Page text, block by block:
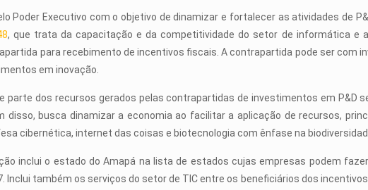
Poder Executivo com o objetivo de dinamizar e fortalecer as atividades de
, que trata da capacitação e da competitividade do setor de informática e
para recebimento de incentivos fiscais. A contrapartida pode ser com
em inovação.
parte dos recursos gerados pelas contrapartidas de investimentos em P&D
disso, busca dinamizar a economia ao facilitar a aplicação de recursos,
cibernética, internet das coisas e biotecnologia com ênfase na
inclui o estado do Amapá na lista de estados cujas empresas podem
Inclui também os serviços do setor de TIC entre os beneficiários dos